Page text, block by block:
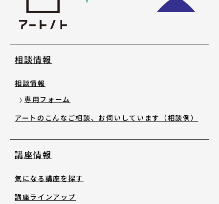
講座ラインアップ
公開中のアーカイブ動画
2025年度 過去の講座
2023年度以前 過去の講座
修了生
相談情報
相談情報
専用フォーム
アートのこんなご相談、お伺いしています（相談例）
講座情報
気になる講座を探す
講座ラインアップ